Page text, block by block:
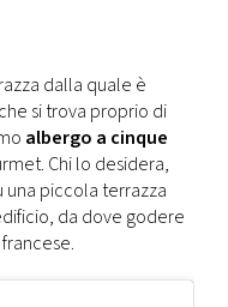
dalla quale è
si trova proprio di
albergo a cinque
Chi lo desidera,
una piccola terrazza
da dove godere